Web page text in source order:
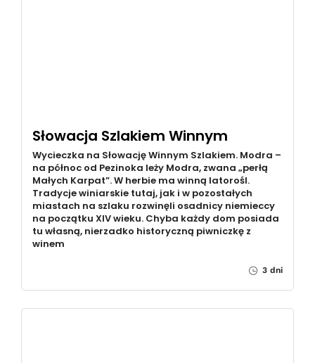
Słowacja Szlakiem Winnym
Wycieczka na Słowację Winnym Szlakiem. Modra –
na północ od Pezinoka leży Modra, zwana „perłą
Małych Karpat”. W herbie ma winną latorośl.
Tradycje winiarskie tutaj, jak i w pozostałych
miastach na szlaku rozwinęli osadnicy niemieccy
na początku XIV wieku. Chyba każdy dom posiada
tu własną, nierzadko historyczną piwniczkę z
winem
3 dni